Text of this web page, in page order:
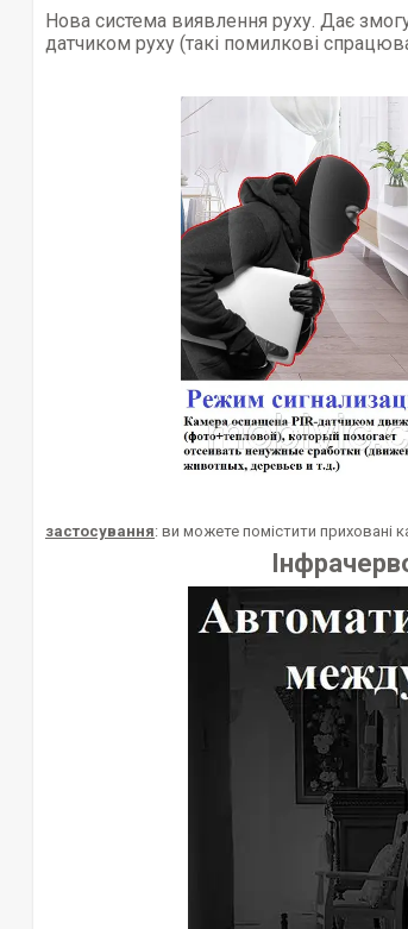
Нова система виявлення руху. Дає
датчиком руху (такі помилкові
застосування: ви можете помістити приховані